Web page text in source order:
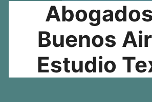
Buenos
Estudio